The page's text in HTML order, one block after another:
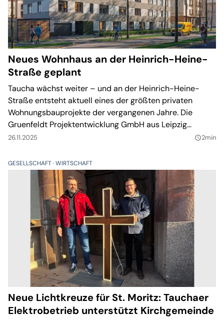
Neues Wohnhaus an der Heinrich-Heine-
Straße geplant
Taucha wächst weiter – und an der Heinrich-Heine-
Straße entsteht aktuell eines der größten privaten
Wohnungsbauprojekte der vergangenen Jahre. Die
Gruenfeldt Projektentwicklung GmbH aus Leipzig
errichtet hier ein viergeschossiges Mehrfamilienhaus mit
26.11.2025 query_builder2min
GESELLSCHAFT WIRTSCHAFT
Neue Lichtkreuze für St. Moritz: Tauchaer
Elektrobetrieb unterstützt Kirchgemeinde